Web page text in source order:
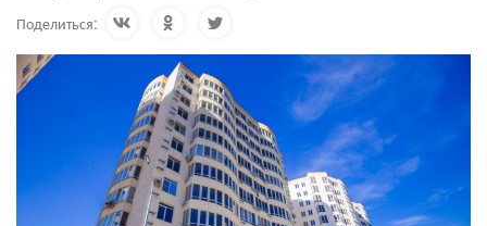
Поделиться: